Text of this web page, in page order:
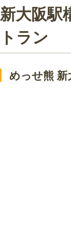
串かつ居酒
その他新大阪
パシオン・
ヴィア ビア
Drip-X-Cafe
焼肉の松屋
新大阪駅
トラン
めっせ熊 新